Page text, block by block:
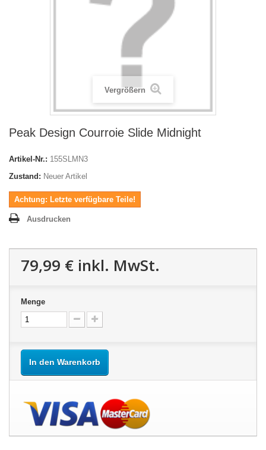
Vergrößern
Peak Design Courroie Slide Midnight
Artikel-Nr.: 155SLMN3
Zustand: Neuer Artikel
Achtung: Letzte verfügbare Teile!
Ausdrucken
79,99 € inkl. MwSt.
Menge
In den Warenkorb